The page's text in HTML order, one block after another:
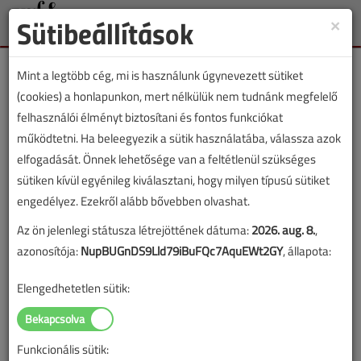
Toggle
Lapszám:
TARTALOM
HKL Klímatechnika
Húszéves tapasztalatból
kézzelfogható valóság
2016/10. lapszám
×
Sütibeállítások
Mint a legtöbb cég, mi is használunk úgynevezett sütiket
(cookies) a honlapunkon, mert nélkülük nem tudnánk megfelelő
felhasználói élményt biztosítani és fontos funkciókat
működtetni. Ha beleegyezik a sütik használatába, válassza azok
elfogadását. Önnek lehetősége van a feltétlenül szükséges
sütiken kívül egyénileg kiválasztani, hogy milyen típusú sütiket
engedélyez. Ezekről alább bővebben olvashat.
Az ön jelenlegi státusza létrejöttének dátuma:2026. aug. 8.,
azonosítója:NupBUGnDS9Lld79iBuFQc7AquEWt2GY, állapota:
Elengedhetetlen sütik:
Funkcionális sütik: